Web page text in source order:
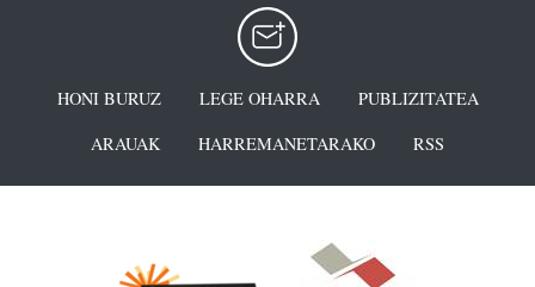
HONI BURUZ LEGE OHARRA
PUBLIZITATEA
ARAUAK
HARREMANETARAKO RSS